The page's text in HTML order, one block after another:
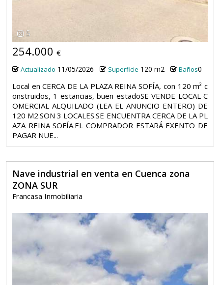
5
254.000 €
Actualizado 11/05/2026 Superficie 120 m2 Baños0
Local en CERCA DE LA PLAZA REINA SOFÍA, con 120 m² c
onstruidos, 1 estancias, buen estadoSE VENDE LOCAL C
OMERCIAL ALQUILADO (LEA EL ANUNCIO ENTERO) DE
120 M2.SON 3 LOCALES.SE ENCUENTRA CERCA DE LA PL
AZA REINA SOFÍA.EL COMPRADOR ESTARÁ EXENTO DE
PAGAR NUE...
Nave industrial en venta en Cuenca zona
ZONA SUR
Francasa Inmobiliaria